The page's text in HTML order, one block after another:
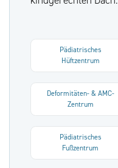
Pädiatrisches
Hüftzentrum
Deformitäten- & AMC-
Zentrum
Pädiatrisches
Fußzentrum